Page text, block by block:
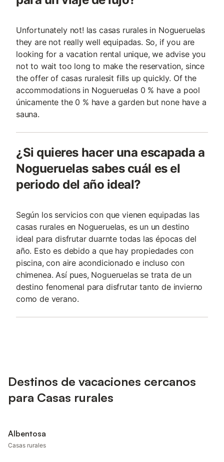
Unfortunately not! las casas rurales in Nogueruelas
they are not really well equipadas. So, if you are
looking for a vacation rental unique, we advise you
not to wait too long to make the reservation, since
the offer of casas ruralesit fills up quickly. Of the
accommodations in Nogueruelas 0 % have a pool
únicamente the 0 % have a garden but none have a
sauna.
¿Si quieres hacer una escapada a
Nogueruelas sabes cuál es el
periodo del año ideal?
Según los servicios con que vienen equipadas las
casas rurales en Nogueruelas, es un un destino
ideal para disfrutar duarnte todas las épocas del
año. Esto es debido a que hay propiedades con
piscina, con aire acondicionado e incluso con
chimenea. Así pues, Nogueruelas se trata de un
destino fenomenal para disfrutar tanto de invierno
como de verano.
Destinos de vacaciones cercanos
para Casas rurales
Albentosa
Casas rurales